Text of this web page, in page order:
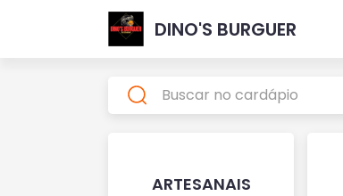
DINO'S BURGUER
ARTESANAIS